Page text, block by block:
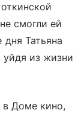
смогли ей
Татьяна
уйдя из жизни
Доме кино,